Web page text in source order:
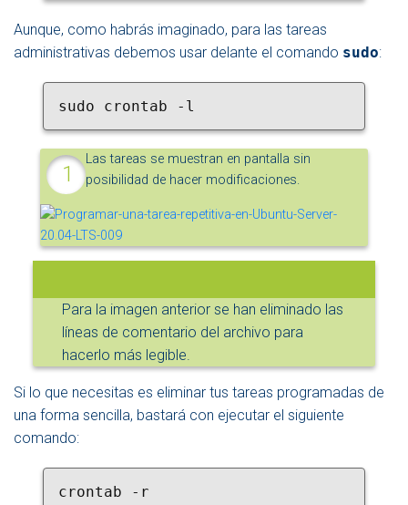
Aunque, como habrás imaginado, para las tareas
administrativas debemos usar delante el comando sudo:
sudo crontab -l
Las tareas se muestran en pantalla sin
posibilidad de hacer modificaciones.
Para la imagen anterior se han eliminado las
líneas de comentario del archivo para
hacerlo más legible.
Si lo que necesitas es eliminar tus tareas programadas de
una forma sencilla, bastará con ejecutar el siguiente
comando:
crontab -r